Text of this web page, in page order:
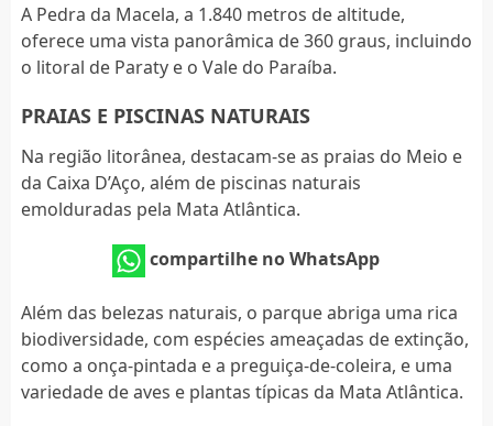
A Pedra da Macela, a 1.840 metros de altitude,
oferece uma vista panorâmica de 360 graus, incluindo
o litoral de Paraty e o Vale do Paraíba.
PRAIAS E PISCINAS NATURAIS
Na região litorânea, destacam-se as praias do Meio e
da Caixa D’Aço, além de piscinas naturais
emolduradas pela Mata Atlântica.
compartilhe no WhatsApp
Além das belezas naturais, o parque abriga uma rica
biodiversidade, com espécies ameaçadas de extinção,
como a onça-pintada e a preguiça-de-coleira, e uma
variedade de aves e plantas típicas da Mata Atlântica.